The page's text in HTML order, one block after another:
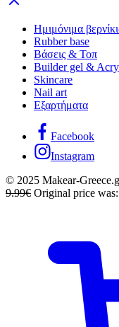
Ημιμόνιμα
Rubber base
Βάσεις & Τοπ
Builder gel &
Skincare
Nail art
Εξαρτήματα
Facebook
Instagram
© 2025 Makear-
9.99€ Original price